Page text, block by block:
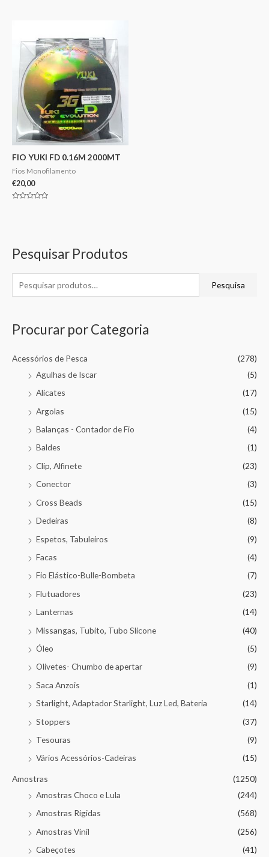
Pesquisar Produtos
Pesquisa
Procurar por Categoria
Acessórios de Pesca
(278)
Agulhas de Iscar
(5)
Alicates
(17)
Argolas
(15)
Balanças - Contador de Fio
(4)
Baldes
(1)
Clip, Alfinete
(23)
Conector
(3)
Cross Beads
(15)
Dedeiras
(8)
Espetos, Tabuleiros
(9)
Facas
(4)
Fio Elástico-Bulle-Bombeta
(7)
Flutuadores
(23)
Lanternas
(14)
Missangas, Tubito, Tubo Slicone
(40)
Óleo
(5)
Olivetes- Chumbo de apertar
(9)
Saca Anzois
(1)
Starlight, Adaptador Starlight, Luz Led, Bateria
(14)
Stoppers
(37)
Tesouras
(9)
Vários Acessórios-Cadeiras
(15)
Amostras
(1250)
Amostras Choco e Lula
(244)
Amostras Rigidas
(568)
Amostras Vinil
(256)
Cabeçotes
(41)
FIO YUKI FD 0.16M 2000MT
Fios Monofilamento
€20,00